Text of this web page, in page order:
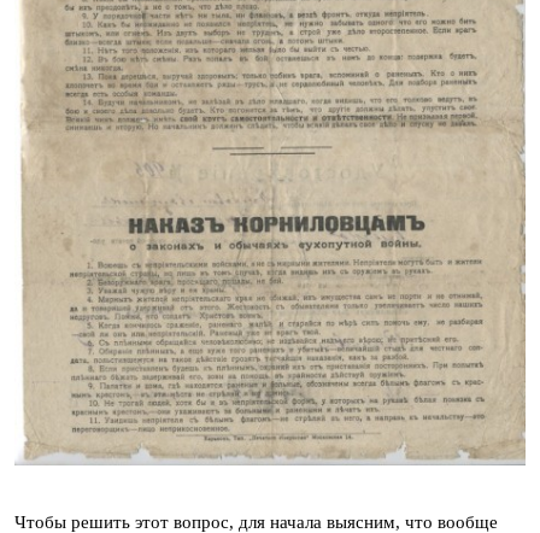
Чтобы решить этот вопрос, для начала выясним, что вообще